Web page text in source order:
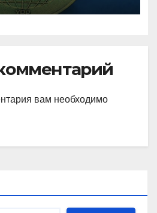
вам необходимо